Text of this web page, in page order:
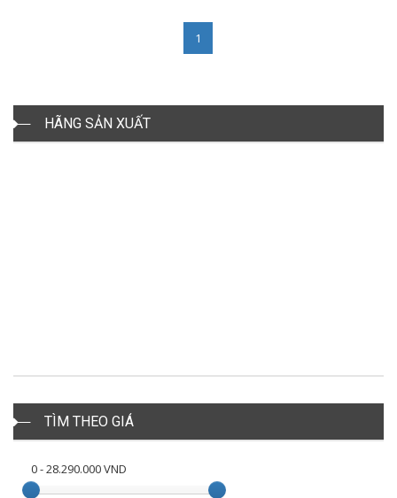
1
HÃNG SẢN XUẤT
TÌM THEO GIÁ
0-28.290.000VND